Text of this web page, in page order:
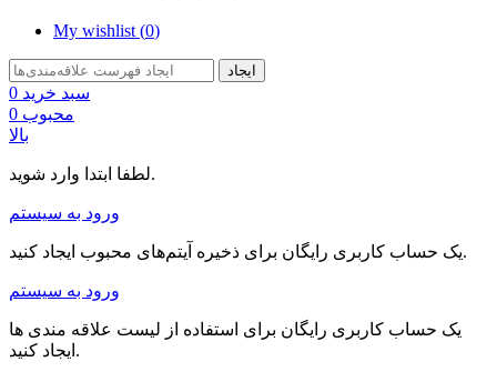
My wishlist (0)
ایجاد
سبد خرید 0
محبوب 0
بالا
لطفا ابتدا وارد شوید.
ورود به سیستم
یک حساب کاربری رایگان برای ذخیره آیتم‌های محبوب ایجاد کنید.
ورود به سیستم
یک حساب کاربری رایگان برای استفاده از لیست علاقه مندی ها
ایجاد کنید.